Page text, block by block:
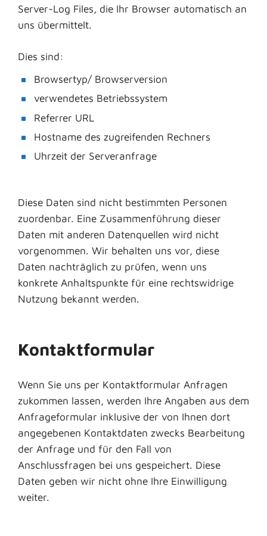
Server-Log Files, die Ihr Browser automatisch an
uns übermittelt.
Dies sind:
Browsertyp/ Browserversion
verwendetes Betriebssystem
Referrer URL
Hostname des zugreifenden Rechners
Uhrzeit der Serveranfrage
Diese Daten sind nicht bestimmten Personen
zuordenbar. Eine Zusammenführung dieser
Daten mit anderen Datenquellen wird nicht
vorgenommen. Wir behalten uns vor, diese
Daten nachträglich zu prüfen, wenn uns
konkrete Anhaltspunkte für eine rechtswidrige
Nutzung bekannt werden.
Kontaktformular
Wenn Sie uns per Kontaktformular Anfragen
zukommen lassen, werden Ihre Angaben aus dem
Anfrageformular inklusive der von Ihnen dort
angegebenen Kontaktdaten zwecks Bearbeitung
der Anfrage und für den Fall von
Anschlussfragen bei uns gespeichert. Diese
Daten geben wir nicht ohne Ihre Einwilligung
weiter.